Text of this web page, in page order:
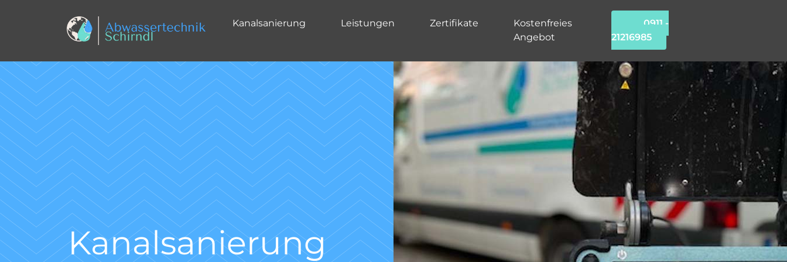
Kanalsanierung Leistungen Zertifikate
Kostenfreies
Angebot
0911 -
21216985
Kanal TV-
Untersuchung